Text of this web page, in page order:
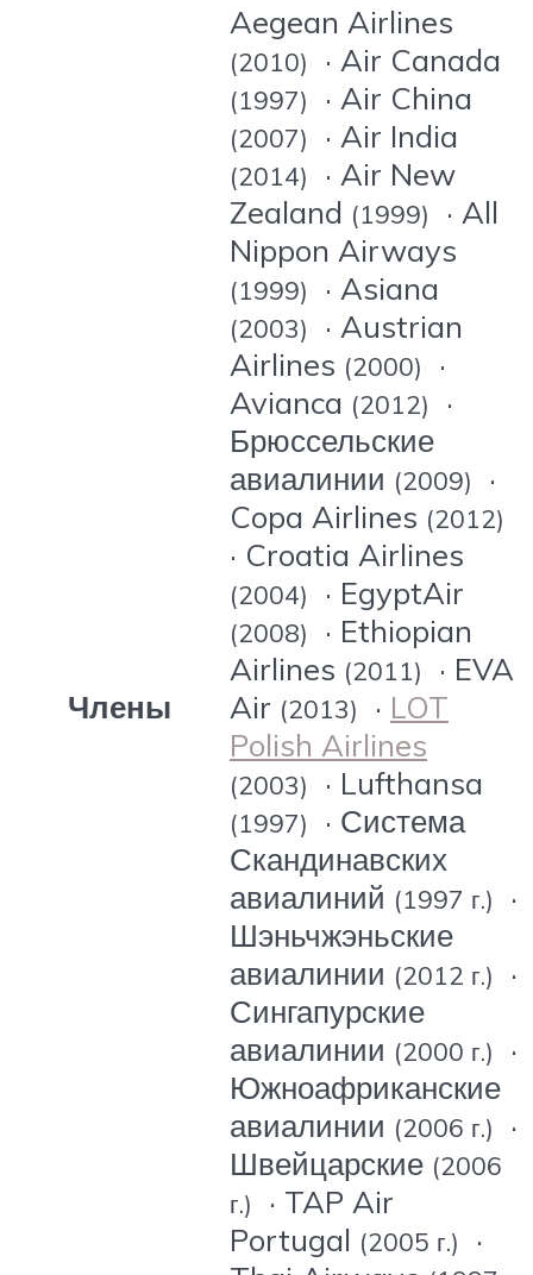
Члены
Aegean Airlines
(2010) · Air Canada
(1997) · Air China
(2007) · Air India
(2014)
· Air New
Zealand (1999)
· All
Nippon Airways
(1999) · Asiana
(2003)
· Austrian
Airlines (2000)
·
Avianca (2012)
·
Брюссельские
авиалинии (2009)
·
Copa Airlines (2012)
· Croatia Airlines
(2004) · EgyptAir
(2008)
· Ethiopian
Airlines (2011)
· EVA
Air (2013) · LOT
Polish Airlines
(2003) · Lufthansa
(1997)
· Система
Скандинавских
авиалиний (1997 г.)
·
Шэньчжэньские
авиалинии (2012 г.)
·
Сингапурские
авиалинии (2000 г.)
·
Южноафриканские
авиалинии (2006 г.)
·
Швейцарские (2006
г.)
· TAP Air
Portugal (2005 г.)
·